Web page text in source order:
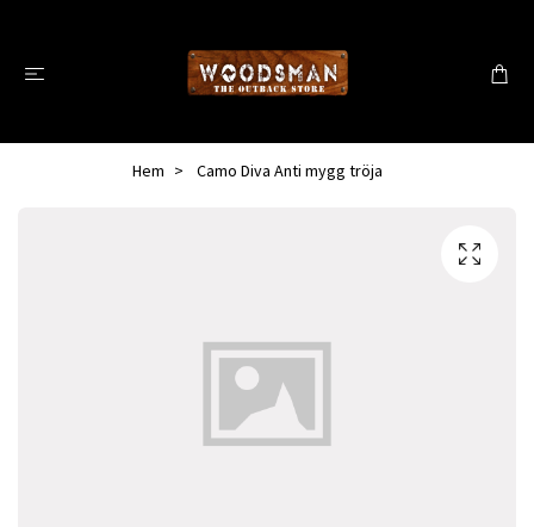
Hem Camo Diva Anti mygg tröja